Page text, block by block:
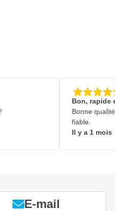
Bon, rapide
Bonne
fiable.
Il y a 1 mois
E-mail